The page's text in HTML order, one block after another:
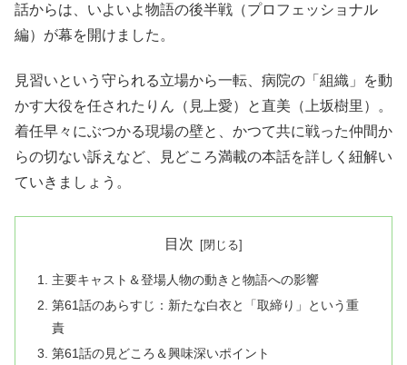
話からは、いよいよ物語の後半戦（プロフェッショナル
編）が幕を開けました 。
見習いという守られる立場から一転、病院の「組織」を動
かす大役を任されたりん（見上愛）と直美（上坂樹里）
。
着任早々にぶつかる現場の壁と、かつて共に戦った仲間か
らの切ない訴えなど、見どころ満載の本話を詳しく紐解い
ていきましょう 。
目次
主要キャスト＆登場人物の動きと物語への影響
第61話のあらすじ：新たな白衣と「取締り」という重
責
第61話の見どころ＆興味深いポイント